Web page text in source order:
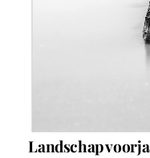
Landschap